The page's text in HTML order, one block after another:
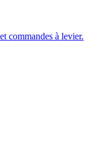
commandes à levier.